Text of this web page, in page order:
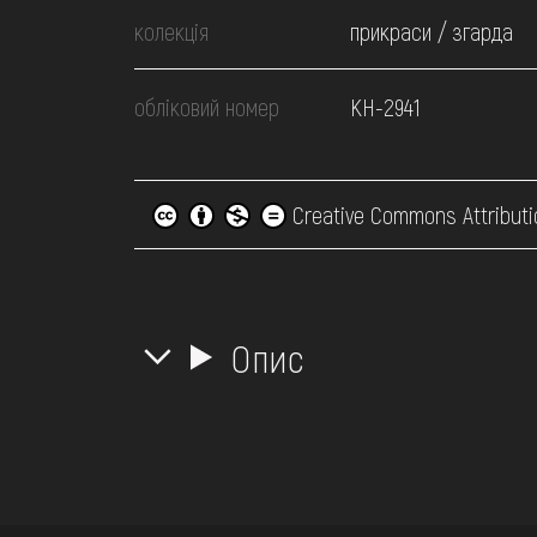
колекція прикраси / згарда
обліковий номер КН-2941
Creative Commons
Опис